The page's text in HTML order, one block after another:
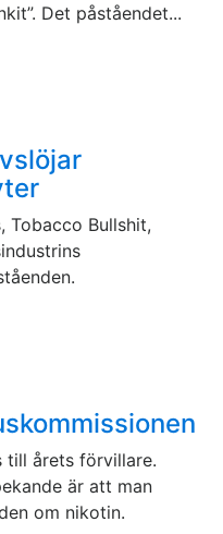
Det påståendet...
Tobacco Bullshit,
till årets förvillare.
är att man
om nikotin.